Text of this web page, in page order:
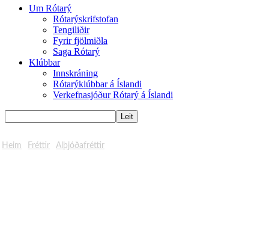
Um Rótarý
Rótarýskrifstofan
Tengiliðir
Fyrir fjölmiðla
Saga Rótarý
Klúbbar
Innskráning
Rótarýklúbbar á Íslandi
Verkefnasjóður Rótarý á Íslandi
Heim Fréttir Alþjóðafréttir